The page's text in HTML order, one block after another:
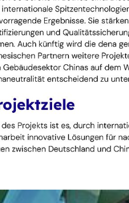
hin zur
mit China
zurück. In dieser Zeit
Betrieb von Low-/Zero-
wurden 36 erfolgreich